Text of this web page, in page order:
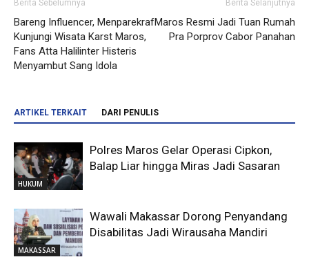
Berita Sebelumnya
Bareng Influencer, Menparekraf
Kunjungi Wisata Karst Maros,
Fans Atta Halilinter Histeris
Menyambut Sang Idola
Berita Selanjutnya
Maros Resmi Jadi Tuan Rumah
Pra Porprov Cabor Panahan
ARTIKEL TERKAIT DARI PENULIS
HUKUM
Polres Maros Gelar Operasi Cipkon,
Balap Liar hingga Miras Jadi Sasaran
MAKASSAR
Wawali Makassar Dorong Penyandang
Disabilitas Jadi Wirausaha Mandiri